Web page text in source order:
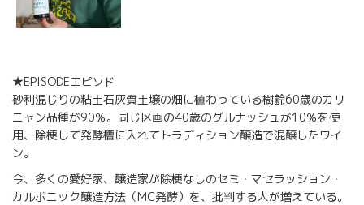
★EPISODEエピソド
砂利混じりの粘土石灰質土壌の畑に植わっている樹齢60歳のカリ
ニャン品種が90％。同じ区画の40歳のグルナッシュが10％を使
用、除梗して発酵槽に入れてトラディション醸造で混醸したワイ
ン。
今、多くの愛好家、醸造家が除梗なしのセミ・マセラッション・
カルボニック醸造方法（MC発酵）を、批判する人が増えている。